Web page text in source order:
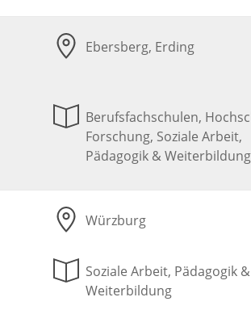
Ebersberg, Erding
Berufsfachschulen,
Forschung, Soziale Arbeit,
Pädagogik & Weiterbildung
Würzburg
Soziale Arbeit, Pädagogik &
Weiterbildung